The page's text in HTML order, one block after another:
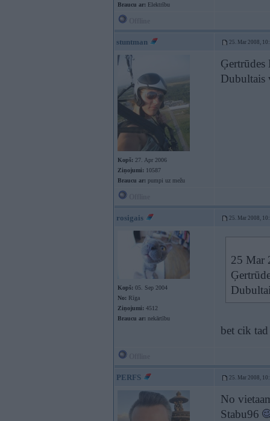
Braucu ar: Elektrību
stuntman 25. Mar 2008,
Kopš: 27. Apr 2006
Ziņojumi: 10587
Braucu ar: pumpi uz mežu
Dubultais
rosigais 25. Mar 2008,
Kopš: 05. Sep 2004
No: Rīga
Ziņojumi: 4512
Braucu ar: nekārtību
25 Mar
bet cik
PERFS 25. Mar 2008,
No
Stabu96